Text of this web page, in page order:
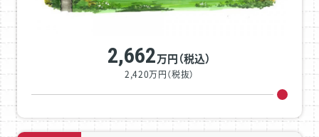
2,662万円（税込）
2,420万円（税抜）